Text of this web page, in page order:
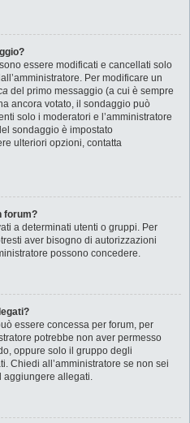
essere modificati e cancellati solo
Per modificare un
del primo messaggio (a cui è sempre
ancora votato, il sondaggio può
solo i moderatori e l’amministratore
sondaggio è impostato
ulteriori opzioni, contatta
forum?
a determinati utenti o gruppi. Per
aver bisogno di autorizzazioni
possono concedere.
essere concessa per forum, per
potrebbe non aver permesso
oppure solo il gruppo degli
Chiedi all’amministratore se non sei
aggiungere allegati.